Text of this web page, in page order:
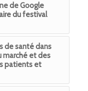
de Google
du festival
de santé dans
marché et des
patients et